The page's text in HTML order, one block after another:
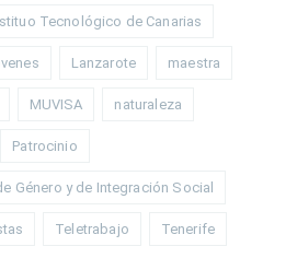
Tecnológico de Canarias
Lanzarote maestra
MUVISA naturaleza
Patrocinio
Género y de Integración Social
Teletrabajo Tenerife